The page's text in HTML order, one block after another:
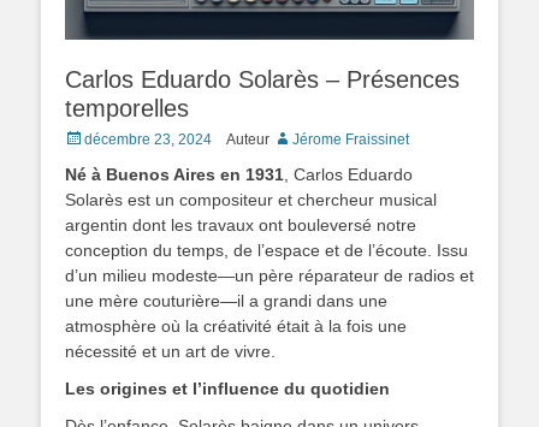
Carlos Eduardo Solarès – Présences
temporelles
Posted
décembre 23, 2024 Auteur Jérome Fraissinet
Né à Buenos Aires en 1931 , Carlos Eduardo
Solarès est un compositeur et chercheur musical
argentin dont les travaux ont bouleversé notre
conception du temps, de l’espace et de l’écoute. Issu
d’un milieu modeste—un père réparateur de radios et
une mère couturière—il a grandi dans une
atmosphère où la créativité était à la fois une
nécessité et un art de vivre.
Les origines et l’influence du quotidien